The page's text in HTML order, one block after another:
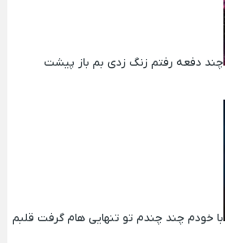
چند دفعه رفتم زنگ زدی بم باز پیشت
با خودم چند چندم تو تنهایی هام گرفت قلبم